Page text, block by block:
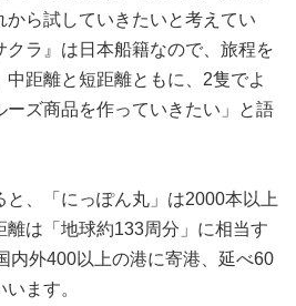
から試していきたいと考えてい
クラ』は日本船籍なので、旅程を
距離と短距離ともに、2隻でよ
ーズ商品を作っていきたい」と語
、「にっぽん丸」は2000本以上
は「地球約133周分」に相当す
内外400以上の港に寄港、延べ60
ます。